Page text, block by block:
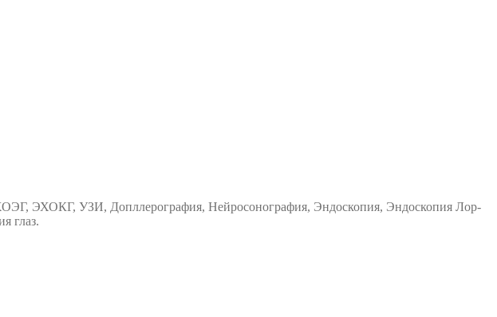
ЭХОКГ, УЗИ, Допллерография, Нейросонография, Эндоскопия, Эндоскопия Лор-
глаз.